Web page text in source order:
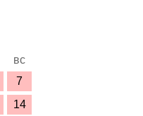
вс
7
14